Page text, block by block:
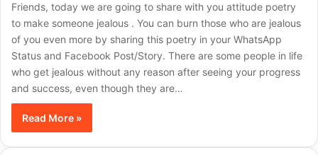
Friends, today we are going to share with you attitude poetry
to make someone jealous . You can burn those who are jealous
of you even more by sharing this poetry in your WhatsApp
Status and Facebook Post/Story. There are some people in life
who get jealous without any reason after seeing your progress
and success, even though they are…
Read More »